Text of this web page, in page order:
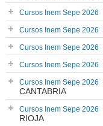
Cursos Inem Sepe 2026
Cursos Inem Sepe 2026
Cursos Inem Sepe 2026
Cursos Inem Sepe 2026
Cursos Inem Sepe 2026
CANTABRIA
Cursos Inem Sepe 2026
RIOJA